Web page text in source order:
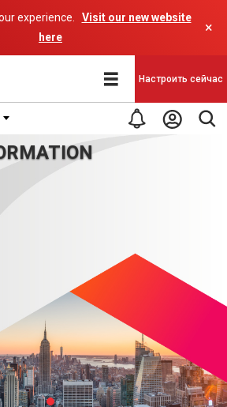
experience.
Visit our new website
here
×
Настроить сейчас